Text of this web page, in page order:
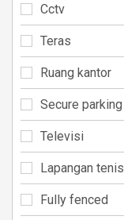
Cctv
Teras
Ruang kantor
Secure parking
Televisi
Lapangan tenis
Fully fenced